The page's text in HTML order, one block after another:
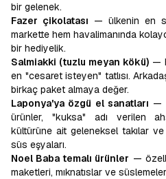
bir gelenek.
Fazer çikolatası — ülkenin en
markette hem havalimanında
bir hediyelik.
Salmiakki (tuzlu meyan kökü) —
en "cesaret isteyen" tatlısı.
birkaç paket almaya değer.
Laponya'ya özgü el sanatları —
ürünler, "kuksa" adı verilen
kültürüne ait geleneksel takılar
süs eşyaları.
Noel Baba temalı ürünler —
maketleri, mıknatıslar ve